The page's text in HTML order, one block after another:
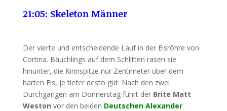
21:05: Skeleton Männer
Der vierte und entscheidende Lauf in der Eisröhre von
Cortina. Bäuchlings auf dem Schlitten rasen sie
hinunter, die Kinnspitze nur Zentimeter über dem
harten Eis, je tiefer desto gut. Nach den zwei
Durchgängen am Donnerstag führt der Brite Matt
Weston vor den beiden Deutschen Alexander